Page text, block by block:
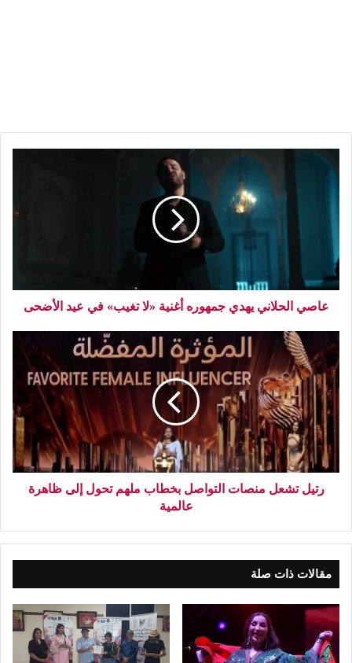
عاصي الحلاني يهدي جمهوره أغنية «لا تغيب» في عيد الأضحى
رتيل تشعل منصات التواصل بخطاب ملهم تحول إلى ظاهرة
عالمية
مقالات ذات صلة